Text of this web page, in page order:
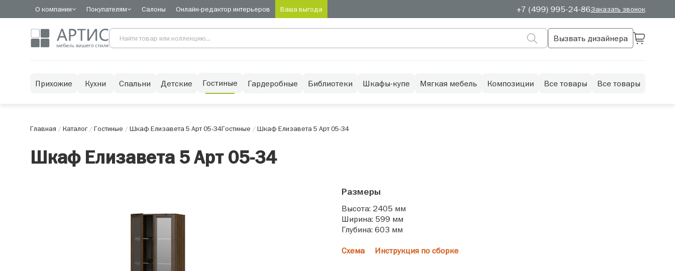
О компании Покупателям Салоны Онлайн-редактор интерьеров Ваша выгода +7 (499) 995-24-86Заказать звонок
Вызвать дизайнера
Прихожие Кухни Спальни Детские Гостиные Гардеробные Библиотеки Шкафы-купе Мягкая мебель Композиции Все товары Все товары
Главная /Каталог/Гостиные /Шкаф Елизавета 5 Арт 05-34Гостиные /Шкаф Елизавета 5 Арт 05-34
Шкаф Елизавета 5 Арт 05-34
Размеры
Высота: 2405 мм
Ширина: 599 мм
Глубина: 603 мм
Схема Инструкция по сборке